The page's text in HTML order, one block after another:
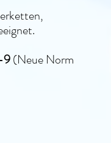
9(Neue Norm